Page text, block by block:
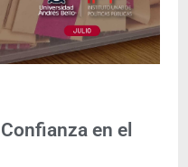
en el